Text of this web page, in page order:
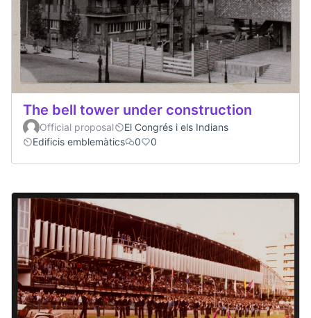
The bell tower under construction
Official proposal
El Congrés i els Indians
Edificis emblemàtics
0 0